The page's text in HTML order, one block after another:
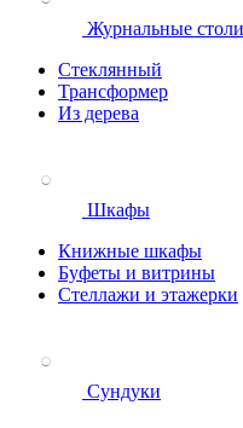
Журнальные
Стеклянный
Трансформер
Из дерева
Шкафы
Книжные шкафы
Буфеты и витрины
Стеллажи и этажерки
Сундуки